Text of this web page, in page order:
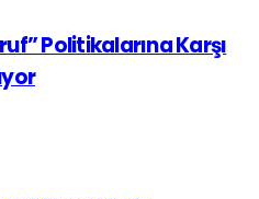
Politikalarına Karşı